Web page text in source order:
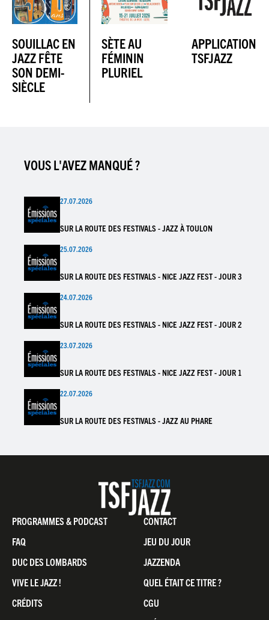
SOUILLAC EN
JAZZ FÊTE
SON DEMI-
SIÈCLE
SÈTE AU
FÉMININ
PLURIEL
APPLICATION
TSFJAZZ
VOUS L'AVEZ MANQUÉ ?
27.07.2026
SUR LA ROUTE DES FESTIVALS - JAZZ À TOULON
25.07.2026
SUR LA ROUTE DES FESTIVALS - NICE JAZZ FEST - JOUR 3
24.07.2026
SUR LA ROUTE DES FESTIVALS - NICE JAZZ FEST - JOUR 2
23.07.2026
SUR LA ROUTE DES FESTIVALS - NICE JAZZ FEST - JOUR 1
22.07.2026
SUR LA ROUTE DES FESTIVALS - JAZZ AU PHARE
Pied
de
page
PROGRAMMES & PODCAST
CONTACT
FAQ
JEU DU JOUR
DUC DES LOMBARDS
JAZZENDA
VIVE LE JAZZ !
QUEL ÉTAIT CE TITRE ?
CRÉDITS
CGU